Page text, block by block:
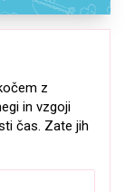
z
in vzgoji
čas. Zate jih